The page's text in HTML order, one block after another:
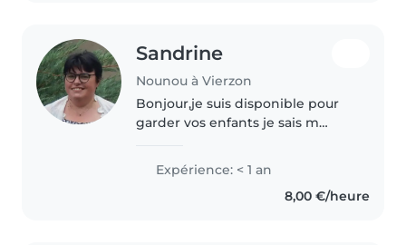
Sandrine
Nounou à Vierzon
Bonjour,je suis disponible pour
garder vos enfants je sais m
levé, laver ,habillé,repas, goûter,
jeux et activités selon les âges ,
Expérience: < 1 an
8,00 €/heure